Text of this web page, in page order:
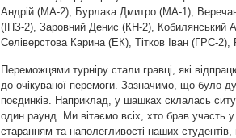
Андрій (МА-2), Бурлака Дмитро (МА-1),
(ІПЗ-2), Заровний Денис (КН-2), Кобилянський
Селіверстова Карина (ЕК), Тітков Іван (ГРС-
Переможцями турніру стали гравці, які
до очікуваної перемоги. Зазначимо, що було
поєдинків. Наприклад, у шашках склалась
один раунд. Ми вітаємо всіх, хто брав участь у
старанням та наполегливості наших